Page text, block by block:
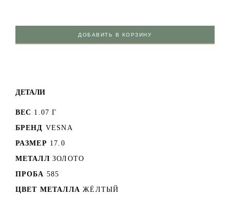
ДОБАВИТЬ В КОРЗИНУ
ДЕТАЛИ
ВЕС 1.07 Г
БРЕНД VESNA
РАЗМЕР 17.0
МЕТАЛЛ ЗОЛОТО
ПРОБА 585
ЦВЕТ МЕТАЛЛА ЖЁЛТЫЙ